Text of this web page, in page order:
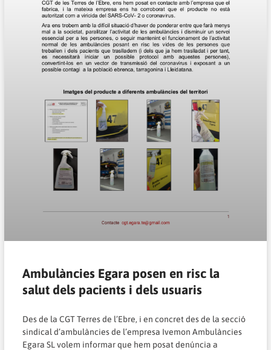
Ambulàncies Egara posen en risc la
salut dels pacients i dels usuaris
Des de la CGT Terres de l’Ebre, i en concret des de la secció
sindical d’ambulàncies de l’empresa Ivemon Ambulàncies
Egara SL volem informar que hem posat denúncia a